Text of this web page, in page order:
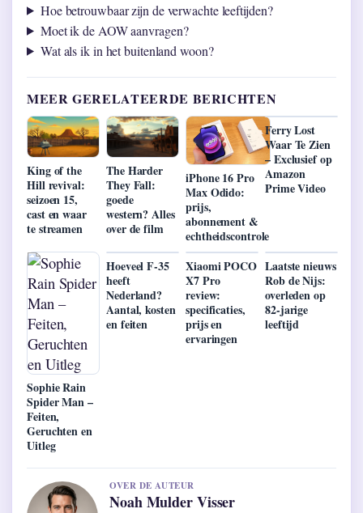
Hoe betrouwbaar zijn de verwachte leeftijden?
Moet ik de AOW aanvragen?
Wat als ik in het buitenland woon?
MEER GERELATEERDE BERICHTEN
King of the
Hill revival:
seizoen 15,
cast en waar
te streamen
The Harder
They Fall:
goede
western? Alles
over de film
iPhone 16 Pro
Max Odido:
prijs,
abonnement &
echtheidscontrole
Ferry Lost
Waar Te Zien
– Exclusief op
Amazon
Prime Video
Sophie Rain
Spider Man –
Feiten,
Geruchten en
Uitleg
Hoeveel F-35
heeft
Nederland?
Aantal, kosten
en feiten
Xiaomi POCO
X7 Pro
review:
specificaties,
prijs en
ervaringen
Laatste nieuws
Rob de Nijs:
overleden op
82-jarige
leeftijd
OVER DE AUTEUR
Noah Mulder Visser